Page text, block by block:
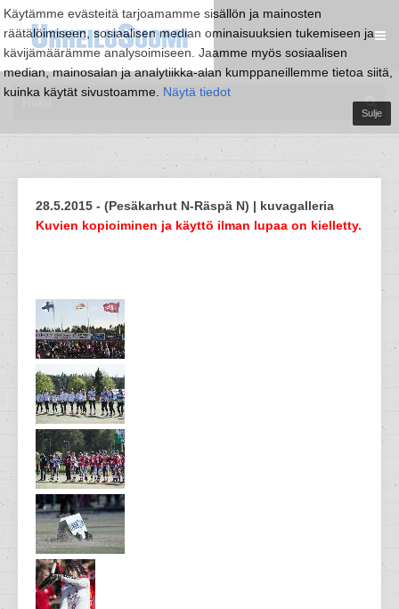
Käytämme evästeitä tarjoamamme sisällön ja mainosten
räätälöimiseen, sosiaalisen median ominaisuuksien tukemiseen ja
kävijämäärämme analysoimiseen. Jaamme myös sosiaalisen
median, mainosalan ja analytiikka-alan kumppaneillemme tietoa siitä,
kuinka käytät sivustoamme. Näytä tiedot
Sulje
28.5.2015 - (Pesäkarhut N-Räspä N) | kuvagalleria
Kuvien kopioiminen ja käyttö ilman lupaa on kielletty.